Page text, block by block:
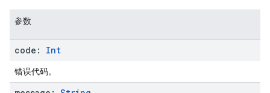
参数
code: Int
错误代码。